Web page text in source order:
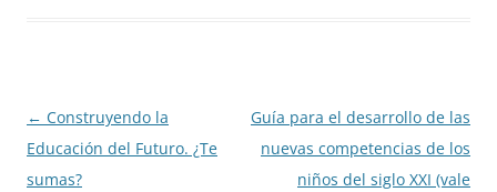
Navegación
de
entradas
← Construyendo la
Educación del Futuro. ¿Te
sumas?
Guía para el desarrollo de las
nuevas competencias de los
niños del siglo XXI (vale